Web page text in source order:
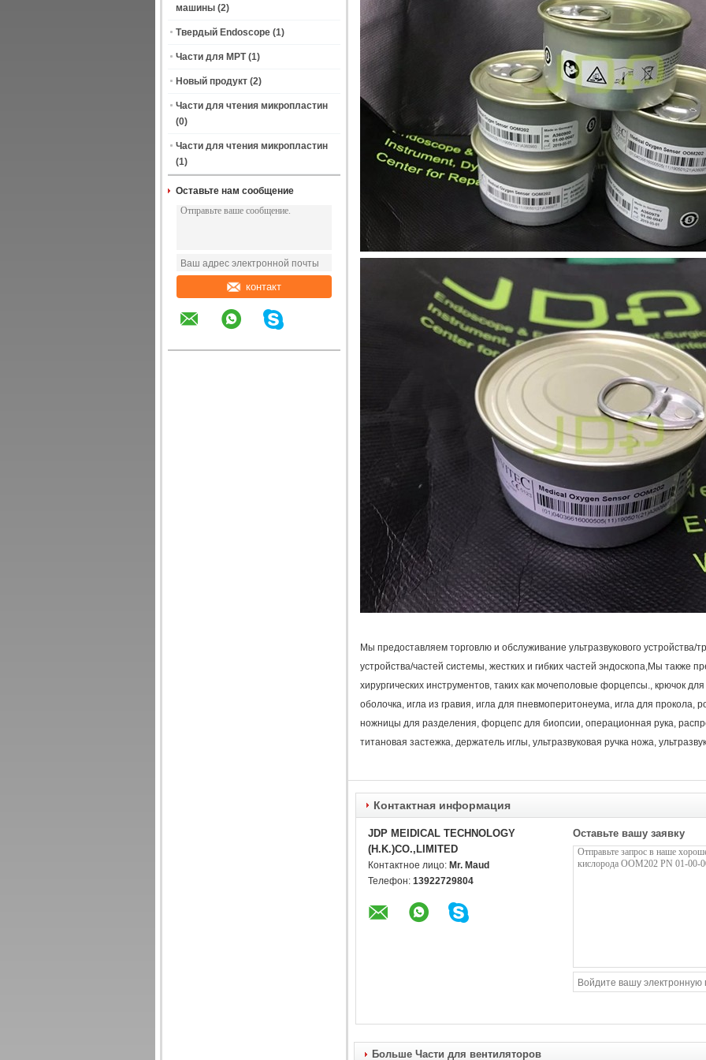
машины (2)
Твердый Endoscope (1)
Части для МРТ (1)
Новый продукт (2)
Части для чтения микропластин
(0)
Части для чтения микропластин
(1)
Оставьте нам сообщение
контакт
Мы предоставляем торговлю и обслуживание ультразвукового устройства/
устройства/частей системы, жестких и гибких частей эндоскопа,Мы также
хирургических инструментов, таких как мочеполовые форцепсы., крючок
оболочка, игла из гравия, игла для пневмоперитонеума, игла для
ножницы для разделения, форцепс для биопсии, операционная рука,
титановая застежка, держатель иглы, ультразвуковая ручка ножа,
Контактная информация
JDP MEIDICAL TECHNOLOGY
(H.K.)CO.,LIMITED
Контактное лицо: Mr. Maud
Телефон: 13922729804
Оставьте вашу заявку
Больше Части для вентиляторов